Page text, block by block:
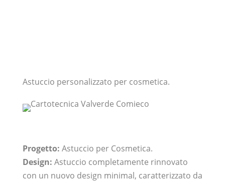
Astuccio personalizzato per cosmetica.
Progetto: Astuccio per Cosmetica.
Design: Astuccio completamente rinnovato
con un nuovo design minimal, caratterizzato da